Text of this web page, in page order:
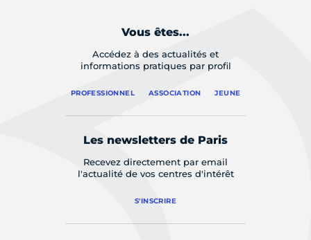
Vous êtes...
Accédez à des actualités et
informations pratiques par profil
PROFESSIONNEL ASSOCIATION JEUNE
Les newsletters de Paris
Recevez directement par email
l'actualité de vos centres d'intérêt
S'INSCRIRE